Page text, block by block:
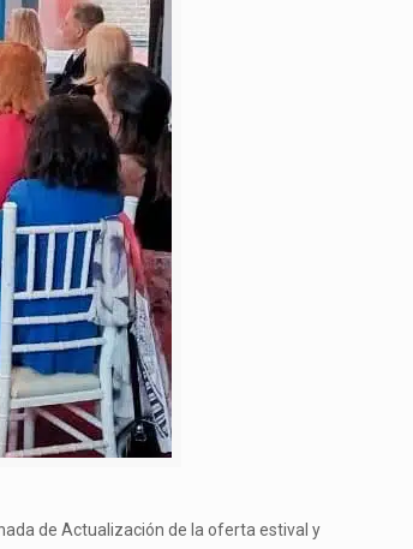
de Actualización de la oferta estival y